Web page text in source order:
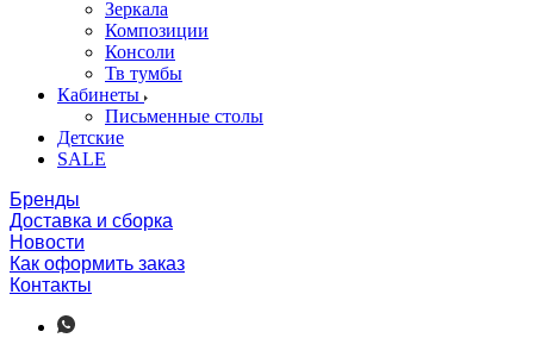
Зеркала
Композиции
Консоли
Тв тумбы
Кабинеты
Письменные столы
Детские
SALE
Бренды
Доставка и сборка
Новости
Как оформить заказ
Контакты